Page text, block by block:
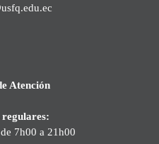
Atención
regulares:
7h00 a 21h00